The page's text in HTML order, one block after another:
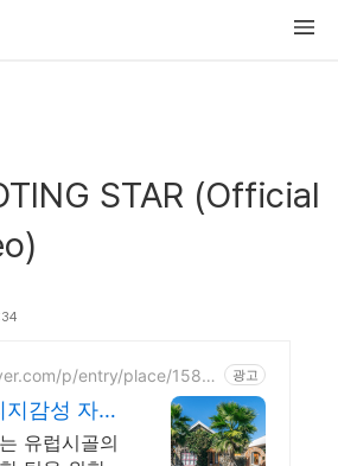
STAR (Official
p/entry/place/1589
광고
감성 자쿠
빗 제주여
유럽시골의